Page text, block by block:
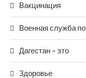
Вакцинация
Военная служба по
Дагестан – это
Здоровье